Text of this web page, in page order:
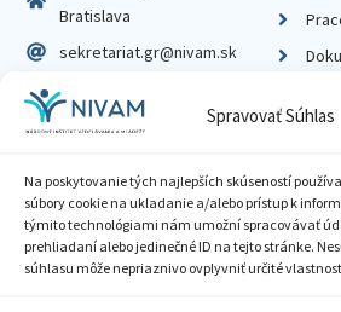
Spravovať Súhlas
Na poskytovanie tých najlepších skúseností
súbory cookie na ukladanie a/alebo prístup k
týmito technológiami nám umožní spracovávať
prehliadaní alebo jedinečné ID na tejto stránke.
súhlasu môže nepriaznivo ovplyvniť určité
Bratislava
sekretariat.gr@nivam.sk
IČO: 00164348
DIČ: 2020798714
Zásady ochrany